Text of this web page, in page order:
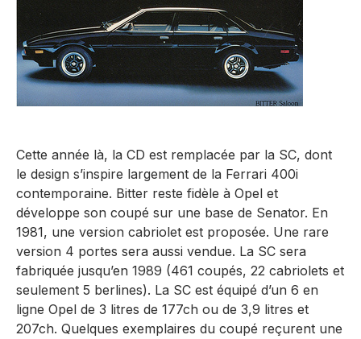
Cette année là, la CD est remplacée par la SC, dont
le design s’inspire largement de la Ferrari 400i
contemporaine. Bitter reste fidèle à Opel et
développe son coupé sur une base de Senator. En
1981, une version cabriolet est proposée. Une rare
version 4 portes sera aussi vendue. La SC sera
fabriquée jusqu’en 1989 (461 coupés, 22 cabriolets et
seulement 5 berlines). La SC est équipé d’un 6 en
ligne Opel de 3 litres de 177ch ou de 3,9 litres et
207ch. Quelques exemplaires du coupé reçurent une